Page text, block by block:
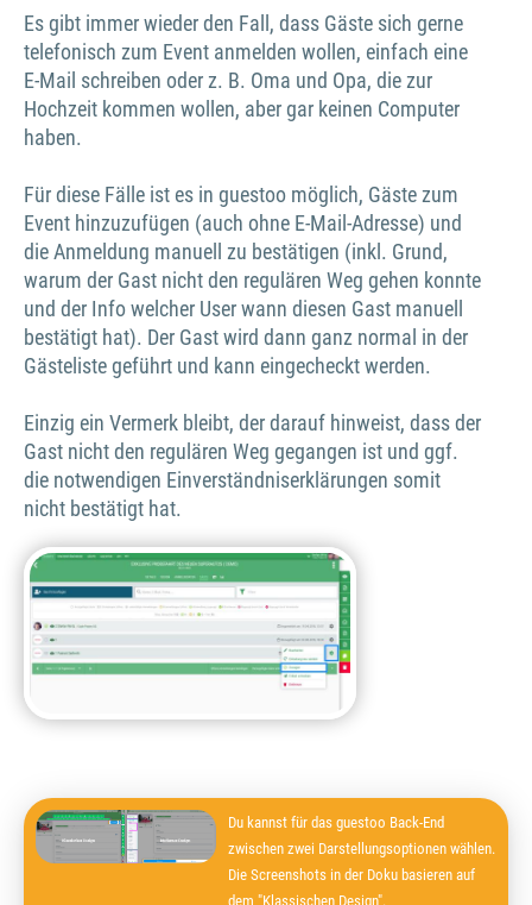
Es gibt immer wieder den Fall, dass Gäste sich gerne
telefonisch zum Event anmelden wollen, einfach eine
E-Mail schreiben oder z. B. Oma und Opa, die zur
Hochzeit kommen wollen, aber gar keinen Computer
haben.
Für diese Fälle ist es in guestoo möglich, Gäste zum
Event hinzuzufügen (auch ohne E-Mail-Adresse) und
die Anmeldung manuell zu bestätigen (inkl. Grund,
warum der Gast nicht den regulären Weg gehen konnte
und der Info welcher User wann diesen Gast manuell
bestätigt hat). Der Gast wird dann ganz normal in der
Gästeliste geführt und kann eingecheckt werden.
Einzig ein Vermerk bleibt, der darauf hinweist, dass der
Gast nicht den regulären Weg gegangen ist und ggf.
die notwendigen Einverständniserklärungen somit
nicht bestätigt hat.
Du kannst für das guestoo Back-End
zwischen zwei Darstellungsoptionen wählen.
Die Screenshots in der Doku basieren auf
dem "Klassischen Design".